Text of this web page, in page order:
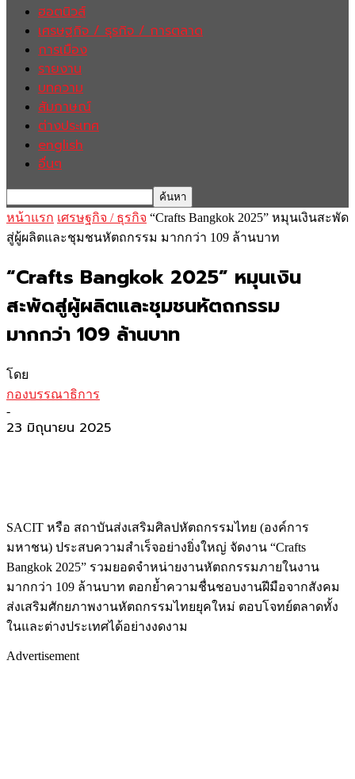
ฮอตนิวส์
เศรษฐกิจ / ธุรกิจ / การตลาด
การเมือง
รายงาน
บทความ
สัมภาษณ์
ต่างประเทศ
english
อื่นๆ
หน้าแรก เศรษฐกิจ / ธุรกิจ “Crafts Bangkok 2025” หมุนเงินสะพัด
สู่ผู้ผลิตและชุมชนหัตถกรรม มากกว่า 109 ล้านบาท
“Crafts Bangkok 2025” หมุนเงิน
สะพัดสู่ผู้ผลิตและชุมชนหัตถกรรม
มากกว่า 109 ล้านบาท
โดย
กองบรรณาธิการ
-
23 มิถุนายน 2025
SACIT หรือ สถาบันส่งเสริมศิลปหัตถกรรมไทย (องค์การ
มหาชน) ประสบความสำเร็จอย่างยิ่งใหญ่ จัดงาน “Crafts
Bangkok 2025” รวมยอดจำหน่ายงานหัตถกรรมภายในงาน
มากกว่า 109 ล้านบาท ตอกย้ำความชื่นชอบงานฝีมือจากสังคม
ส่งเสริมศักยภาพงานหัตถกรรมไทยยุคใหม่ ตอบโจทย์ตลาดทั้ง
ในและต่างประเทศได้อย่างงดงาม
Advertisement